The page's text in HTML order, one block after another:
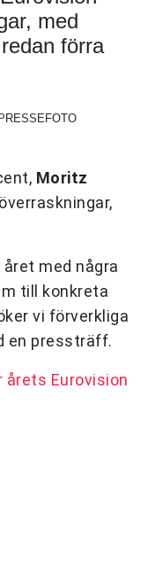
med
förra
Moritz
med några
till konkreta
vi förverkliga
en pressträff.
årets Eurovision